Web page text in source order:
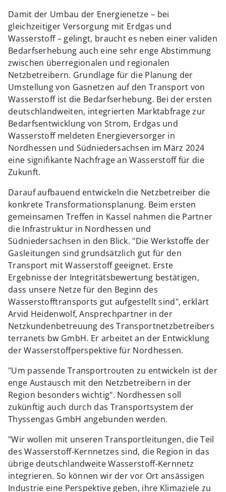
Damit der Umbau der Energienetze – bei
gleichzeitiger Versorgung mit Erdgas und
Wasserstoff – gelingt, braucht es neben einer validen
Bedarfserhebung auch eine sehr enge Abstimmung
zwischen überregionalen und regionalen
Netzbetreibern. Grundlage für die Planung der
Umstellung von Gasnetzen auf den Transport von
Wasserstoff ist die Bedarfserhebung. Bei der ersten
deutschlandweiten, integrierten Marktabfrage zur
Bedarfsentwicklung von Strom, Erdgas und
Wasserstoff meldeten Energieversorger in
Nordhessen und Südniedersachsen im März 2024
eine signifikante Nachfrage an Wasserstoff für die
Zukunft.
Darauf aufbauend entwickeln die Netzbetreiber die
konkrete Transformationsplanung. Beim ersten
gemeinsamen Treffen in Kassel nahmen die Partner
die Infrastruktur in Nordhessen und
Südniedersachsen in den Blick. "Die Werkstoffe der
Gasleitungen sind grundsätzlich gut für den
Transport mit Wasserstoff geeignet. Erste
Ergebnisse der Integritätsbewertung bestätigen,
dass unsere Netze für den Beginn des
Wasserstofftransports gut aufgestellt sind", erklärt
Arvid Heidenwolf, Ansprechpartner in der
Netzkundenbetreuung des Transportnetzbetreibers
terranets bw GmbH. Er arbeitet an der Entwicklung
der Wasserstoffperspektive für Nordhessen.
"Um passende Transportrouten zu entwickeln ist der
enge Austausch mit den Netzbetreibern in der
Region besonders wichtig". Nordhessen soll
zukünftig auch durch das Transportsystem der
Thyssengas GmbH angebunden werden.
"Wir wollen mit unseren Transportleitungen, die Teil
des Wasserstoff-Kernnetzes sind, die Region in das
übrige deutschlandweite Wasserstoff-Kernnetz
integrieren. So können wir der vor Ort ansässigen
Industrie eine Perspektive geben, ihre Klimaziele zu